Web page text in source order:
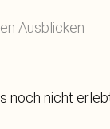
Ausblicken
noch nicht